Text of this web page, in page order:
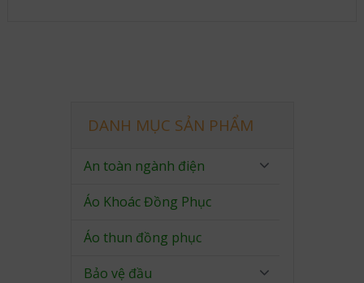
DANH MỤC SẢN PHẨM
An toàn ngành điện
Áo Khoác Đồng Phục
Áo thun đồng phục
Bảo vệ đầu